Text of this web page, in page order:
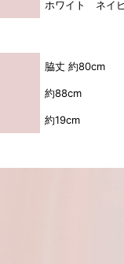
ホワイト ネイ
脇丈 約80cm
約88cm
約19cm